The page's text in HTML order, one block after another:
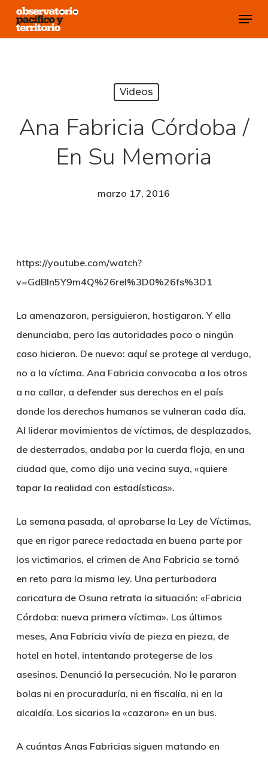
Skip
Menu
Videos
Ana Fabricia Córdoba /
En Su Memoria
marzo 17, 2016
https://youtube.com/watch?
v=GdBln5Y9m4Q%26rel%3D0%26fs%3D1
La amenazaron, persiguieron, hostigaron. Y ella
denunciaba, pero las autoridades poco o ningún
caso hicieron. De nuevo: aquí se protege al verdugo,
no a la víctima. Ana Fabricia convocaba a los otros
a no callar, a defender sus derechos en el país
donde los derechos humanos se vulneran cada día.
Al liderar movimientos de víctimas, de desplazados,
de desterrados, andaba por la cuerda floja, en una
ciudad que, como dijo una vecina suya, «quiere
tapar la realidad con estadísticas».
La semana pasada, al aprobarse la Ley de Víctimas,
que en rigor parece redactada en buena parte por
los victimarios, el crimen de Ana Fabricia se tornó
en reto para la misma ley. Una perturbadora
caricatura de Osuna retrata la situación: «Fabricia
Córdoba: nueva primera víctima». Los últimos
meses, Ana Fabricia vivía de pieza en pieza, de
hotel en hotel, intentando protegerse de los
asesinos. Denunció la persecución. No le pararon
bolas ni en procuraduría, ni en fiscalía, ni en la
alcaldía. Los sicarios la «cazaron» en un bus.
A cuántas Anas Fabricias siguen matando en
Close